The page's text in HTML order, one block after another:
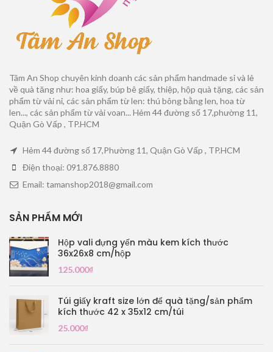
Tâm An Shop chuyên kinh doanh các sản phẩm handmade sỉ và lẻ
về quà tăng như: hoa giấy, búp bê giấy, thiệp, hộp quà tặng, các sản
phẩm từ vải nỉ, các sản phẩm từ len: thú bông bằng len, hoa từ
len..., các sản phẩm từ vải voan... Hẻm 44 đường số 17,phường 11,
Quận Gò Vấp , TP.HCM
Hẻm 44 đường số 17,Phường 11, Quận Gò Vấp , TP.HCM
Điện thoại: 091.876.8880
Email: tamanshop2018@gmail.com
SẢN PHẨM MỚI
Hộp vali đựng yến màu kem kích thước
36x26x8 cm/hộp
125.000₫
Túi giấy kraft size lớn để quà tặng/sản phẩm
kích thước 42 x 35x12 cm/túi
25.000₫